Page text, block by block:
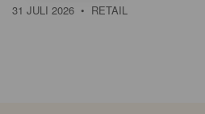
31 JULI 2026 • RETAIL